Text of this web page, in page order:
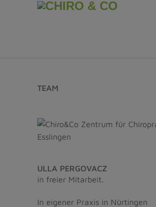
TEAM
ULLA PERGOVACZ
in freier Mitarbeit.
In eigener Praxis in Nürtingen